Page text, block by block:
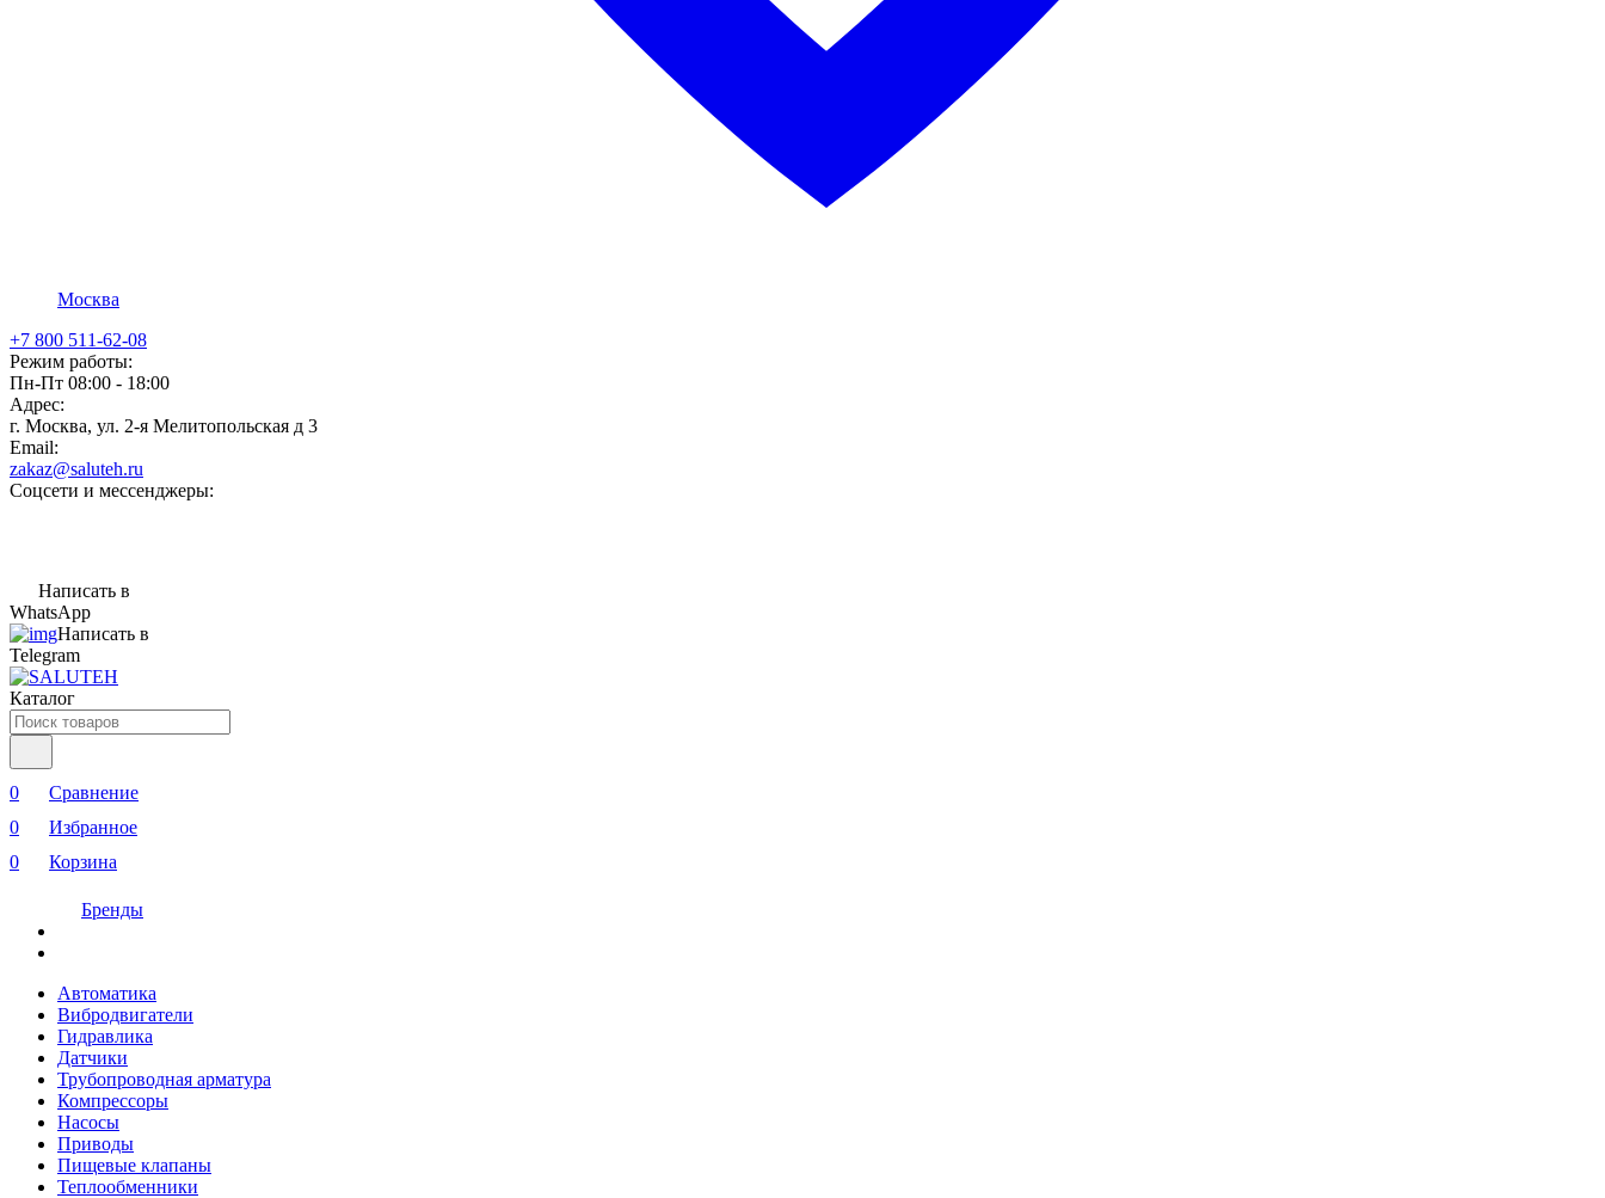
Москва
+7 800 511-62-08
Режим работы:
Пн-Пт 08:00 - 18:00
Адрес:
г. Москва, ул. 2-я Мелитопольская д 3
Email:
zakaz@saluteh.ru
Соцсети и мессенджеры:
Написать в
WhatsApp
Написать в
Telegram
Каталог
0
Сравнение
0
Избранное
0
Корзина
Бренды
Автоматика
Вибродвигатели
Гидравлика
Датчики
Трубопроводная арматура
Компрессоры
Насосы
Приводы
Пищевые клапаны
Теплообменники